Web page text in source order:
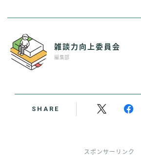
雑談力向上委員会
編集部
SHARE
スポンサーリンク